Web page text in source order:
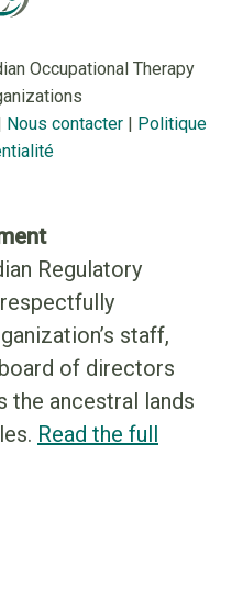
Occupational Therapy
Nous contacter | Politique
Regulatory
staff,
of directors
the ancestral lands
Read the full